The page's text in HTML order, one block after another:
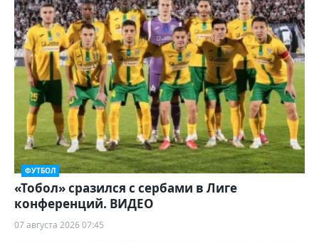
ФУТБОЛ
«Тобол» сразился с сербами в Лиге
конференций. ВИДЕО
07 августа 2026 07:45